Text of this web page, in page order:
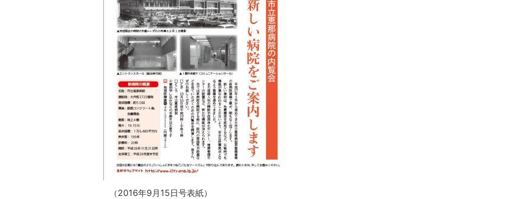
（2016年9月15日号表紙）